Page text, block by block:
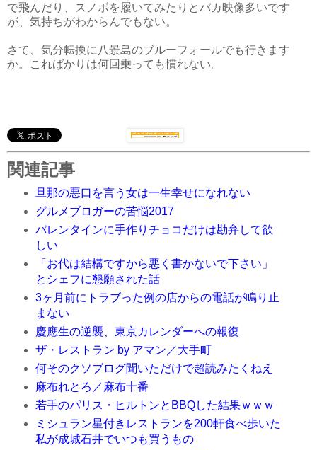
で飛んだり、スノボを履いてみたりとバカ映像多いです
が、気持ちがわからんでもない。
さて、気分転換に八景島のブルーフォールでも行きます
か。こればかりは何回乗っても慣れない。
関連記事
旦那の悪口を言う女は一生幸せになれない
グルメブロガーの苦悩2017
バレンタインに手作りチョコだけは勘弁して欲
しい
「お代は結構ですから悪く書かないで下さい」
とシェフに懇願された話
3ヶ月前にトラブった例の店からの電話が鳴り止
まない
慶應生の逆襲、東京カレンダーへの報復
ザ・レストラン by アマン／大手町
何そのクソブログ聞いただけで超読みたくねえ
麻布れとろ／麻布十番
若手のパリス・ヒルトンとBBQした結果ｗｗｗ
ミシュラン星付きレストランを200軒食べ歩いた
私が成城石井でいつも買うもの